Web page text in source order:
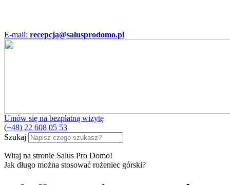
E-mail: recepcja@salusprodomo.pl
Umów się na bezpłatną wizytę
(+48) 22 608 05 53
Szukaj
Witaj na stronie Salus Pro Domo!
Jak długo można stosować rożeniec górski?